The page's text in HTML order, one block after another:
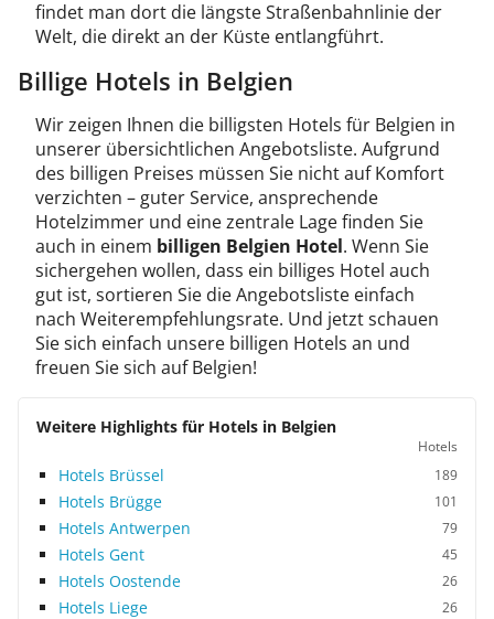
findet man dort die längste Straßenbahnlinie der
Welt, die direkt an der Küste entlangführt.
Billige Hotels in Belgien
Wir zeigen Ihnen die billigsten Hotels für Belgien in
unserer übersichtlichen Angebotsliste. Aufgrund
des billigen Preises müssen Sie nicht auf Komfort
verzichten – guter Service, ansprechende
Hotelzimmer und eine zentrale Lage finden Sie
auch in einem billigen Belgien Hotel. Wenn Sie
sichergehen wollen, dass ein billiges Hotel auch
gut ist, sortieren Sie die Angebotsliste einfach
nach Weiterempfehlungsrate. Und jetzt schauen
Sie sich einfach unsere billigen Hotels an und
freuen Sie sich auf Belgien!
Weitere Highlights für Hotels in Belgien
Hotels
Hotels Brüssel 189
Hotels Brügge 101
Hotels Antwerpen 79
Hotels Gent 45
Hotels Oostende 26
Hotels Liege 26